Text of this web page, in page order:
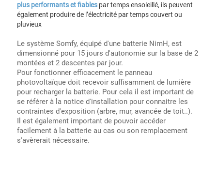
plus performants et fiables par temps ensoleillé, ils peuvent
également produire de l’électricité par temps couvert ou
pluvieux
Le système Somfy, équipé d'une batterie NimH, est
dimensionné pour 15 jours d'autonomie sur la base de 2
montées et 2 descentes par jour.
Pour fonctionner efficacement le panneau
photovoltaïque doit recevoir suffisamment de lumière
pour recharger la batterie. Pour cela il est important de
se référer à la notice d'installation pour connaitre les
contraintes d'exposition (arbre, mur, avancée de toit..).
Il est également important de pouvoir accéder
facilement à la batterie au cas ou son remplacement
s'avèrerait nécessaire.